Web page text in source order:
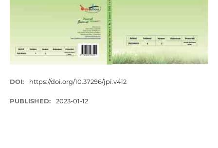
DOI: https://doi.org/10.37296/jpi.v4i2
PUBLISHED: 2023-01-12